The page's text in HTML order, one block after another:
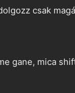
csak
gane, mica